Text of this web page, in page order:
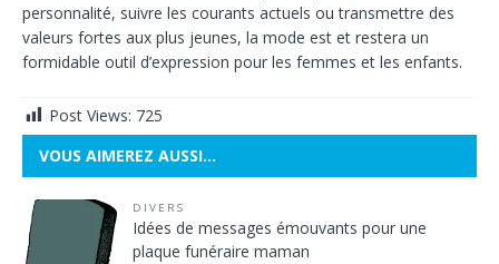
personnalité, suivre les courants actuels ou transmettre des
valeurs fortes aux plus jeunes, la mode est et restera un
formidable outil d’expression pour les femmes et les enfants.
Post Views: 725
VOUS AIMEREZ AUSSI…
DIVERS
Idées de messages émouvants pour une
plaque funéraire maman